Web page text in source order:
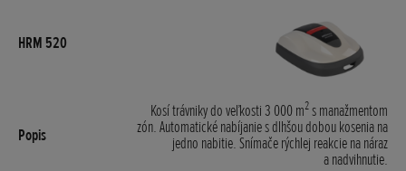
Kosí trávniky do veľkosti 3 000 m2s manažmentom
zón. Automatické nabíjanie s dlhšou dobou kosenia na
jedno nabitie. Snímače rýchlej reakcie na náraz
a nadvihnutie.